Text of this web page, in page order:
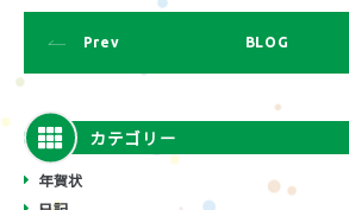
Prev BLOG
カテゴリー
年賀状